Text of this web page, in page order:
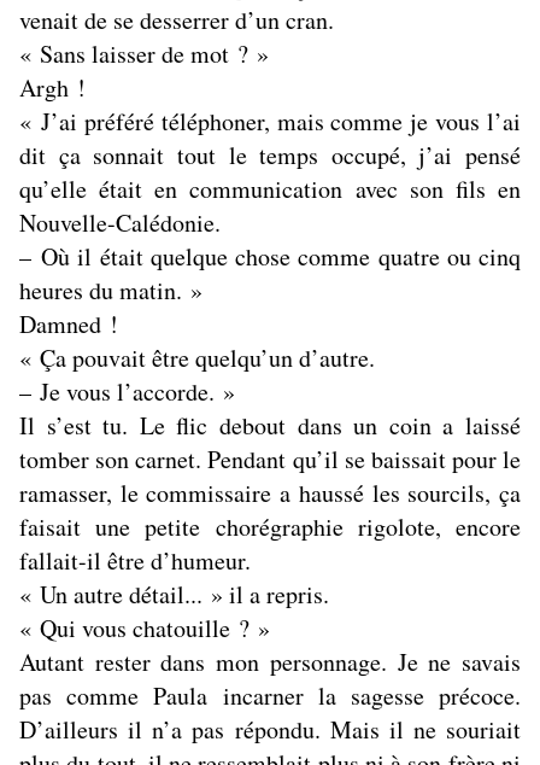
venait de se desserrer d’un cran.
« Sans laisser de mot ? »
Argh !
« J’ai préféré téléphoner, mais comme je vous l’ai
dit ça sonnait tout le temps occupé, j’ai pensé
qu’elle était en communication avec son fils en
Nouvelle-Calédonie.
– Où il était quelque chose comme quatre ou cinq
heures du matin. »
Damned !
« Ça pouvait être quelqu’un d’autre.
– Je vous l’accorde. »
Il s’est tu. Le flic debout dans un coin a laissé
tomber son carnet. Pendant qu’il se baissait pour le
ramasser, le commissaire a haussé les sourcils, ça
faisait une petite chorégraphie rigolote, encore
fallait-il être d’humeur.
« Un autre détail... » il a repris.
« Qui vous chatouille ? »
Autant rester dans mon personnage. Je ne savais
pas comme Paula incarner la sagesse précoce.
D’ailleurs il n’a pas répondu. Mais il ne souriait